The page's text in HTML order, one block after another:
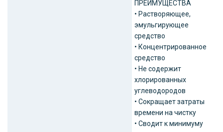
ПРЕИМУЩЕСТВА
• Растворяющее,
эмульгирующее
средство
• Концентрированное
средство
• Не содержит
хлорированных
углеводородов
• Сокращает затраты
времени на чистку
• Сводит к минимуму